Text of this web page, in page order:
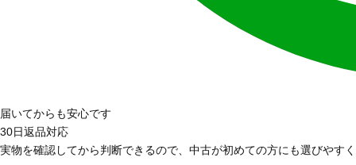
届いてからも安心です
30日返品対応
実物を確認してから判断できるので、中古が初めての方にも選びやす